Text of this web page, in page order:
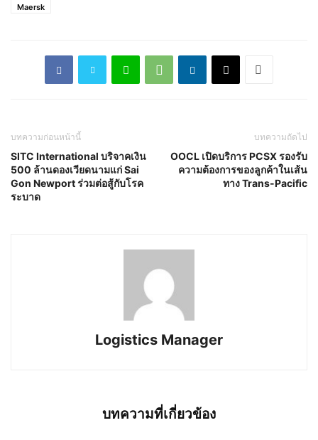
Maersk
บทความก่อนหน้านี้
SITC International บริจาคเงิน
500 ล้านดองเวียดนามแก่ Sai
Gon Newport ร่วมต่อสู้กับโรค
ระบาด
บทความถัดไป
OOCL เปิดบริการ PCSX รองรับ
ความต้องการของลูกค้าในเส้น
ทาง Trans-Pacific
Logistics Manager
บทความที่เกี่ยวข้อง